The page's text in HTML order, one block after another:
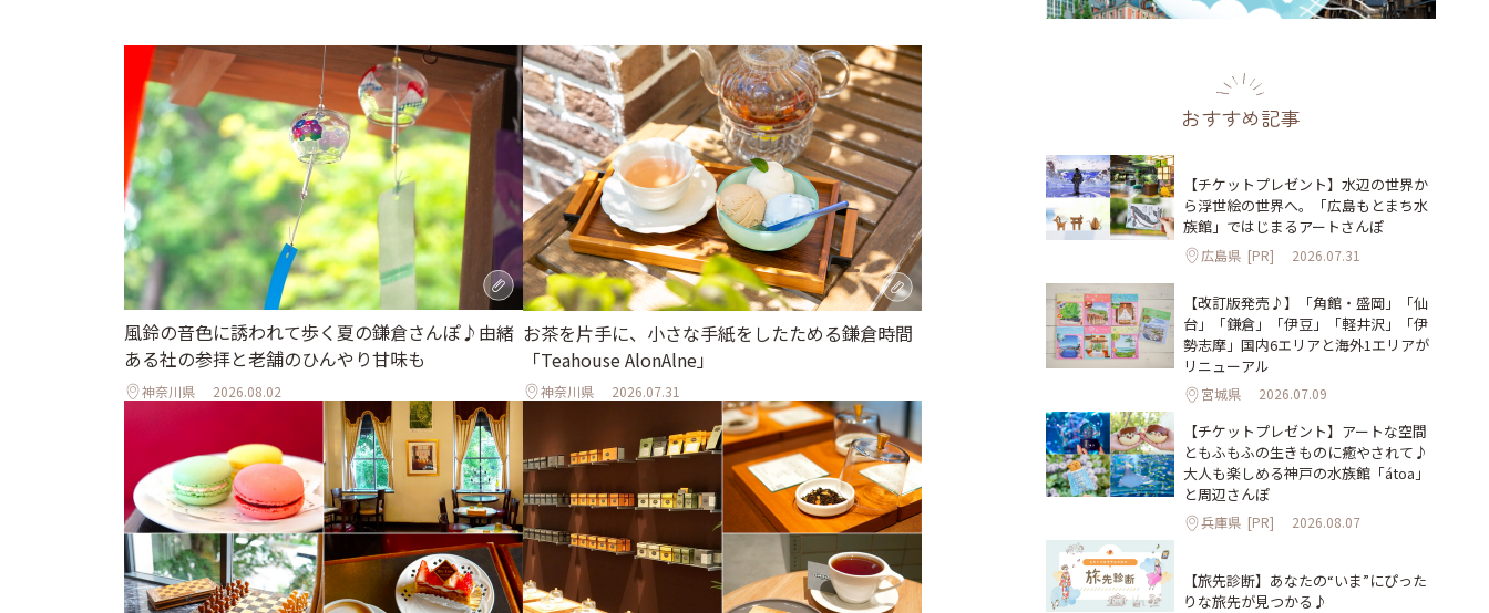
風鈴の音色に誘われて歩く夏の鎌倉さんぽ♪由緒
ある社の参拝と老舗のひんやり甘味も
神奈川県 2026.08.02
お茶を片手に、小さな手紙をしたためる鎌倉時間
「Teahouse AlonAlne」
神奈川県 2026.07.31
おすすめ記事
【チケットプレゼント】水辺の世界か
ら浮世絵の世界へ。「広島もとまち水
族館」ではじまるアートさんぽ
広島県 [PR] 2026.07.31
【改訂版発売♪】「角館・盛岡」「仙
台」「鎌倉」「伊豆」「軽井沢」「伊
勢志摩」国内6エリアと海外1エリアが
リニューアル
宮城県 2026.07.09
【チケットプレゼント】アートな空間
ともふもふの生きものに癒やされて♪
大人も楽しめる神戸の水族館「átoa」
と周辺さんぽ
兵庫県 [PR] 2026.08.07
【旅先診断】あなたの“いま”にぴった
りな旅先が見つかる♪